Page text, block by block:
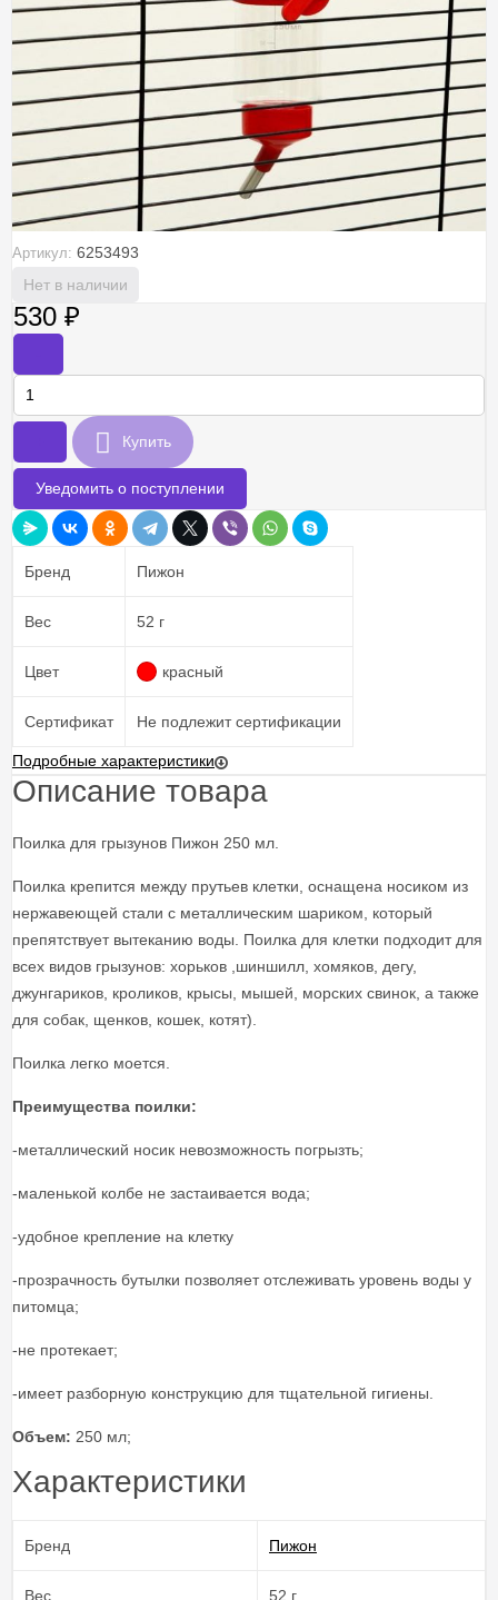
Артикул: 6253493
Нет в наличии
530 ₽
Купить
Уведомить о поступлении
Бренд Пижон
Вес 52 г
Цвет красный
Сертификат Не подлежит сертификации
Подробные характеристики
Описание товара
Поилка для грызунов Пижон 250 мл.
Поилка крепится между прутьев клетки, оснащена носиком из
нержавеющей стали с металлическим шариком, который
препятствует вытеканию воды. Поилка для клетки подходит для
всех видов грызунов: хорьков ,шиншилл, хомяков, дегу,
джунгариков, кроликов, крысы, мышей, морских свинок, а также
для собак, щенков, кошек, котят).
Поилка легко моется.
Преимущества поилки:
-металлический носик невозможность погрызть;
-маленькой колбе не застаивается вода;
-удобное крепление на клетку
-прозрачность бутылки позволяет отслеживать уровень воды у
питомца;
-не протекает;
-имеет разборную конструкцию для тщательной гигиены.
Объем: 250 мл;
Характеристики
Бренд Пижон
Вес 52 г